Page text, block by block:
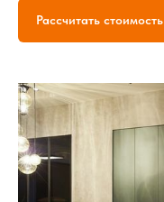
Рассчитать стоимость